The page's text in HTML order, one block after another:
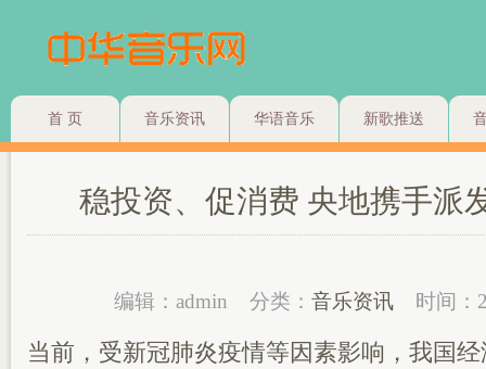
首 页 音乐资讯 华语音乐 新歌推送
稳投资、促消费 央地携手派
编辑：admin 分类： 音乐资讯 时间：
当前，受新冠肺炎疫情等因素影响，我国